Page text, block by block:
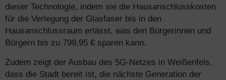
dieser Technologie, indem sie die Hausanschlusskosten
für die Verlegung der Glasfaser bis in den
Hausanschlussraum erlässt, was den Bürgerinnen und
Bürgern bis zu 799,95 € sparen kann.
Zudem zeigt der Ausbau des 5G-Netzes in Weißenfels,
dass die Stadt bereit ist, die nächste Generation der